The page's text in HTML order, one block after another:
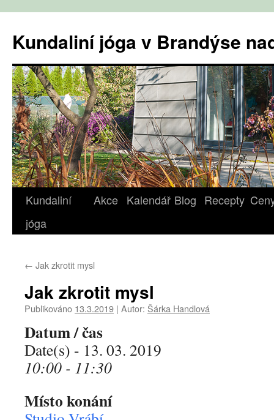
obsahu
webu
Kundaliní jóga v Brandýse
Kundaliní
jóga
Akce Kalendář Blog Recepty
← Jak zkrotit mysl
Jak zkrotit mysl
Publikováno 13.3.2019 | Autor: Šárka Handlová
Datum / čas
Date(s) - 13. 03. 2019
10:00 - 11:30
Místo konání